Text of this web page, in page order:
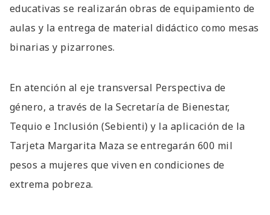
educativas se realizarán obras de equipamiento de
aulas y la entrega de material didáctico como mesas
binarias y pizarrones.
En atención al eje transversal Perspectiva de
género, a través de la Secretaría de Bienestar,
Tequio e Inclusión (Sebienti) y la aplicación de la
Tarjeta Margarita Maza se entregarán 600 mil
pesos a mujeres que viven en condiciones de
extrema pobreza.